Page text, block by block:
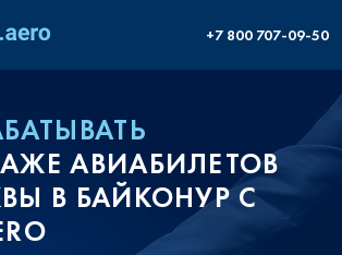
+7 800 707-09-50
АВИАБИЛЕТОВ
В БАЙКОНУР С